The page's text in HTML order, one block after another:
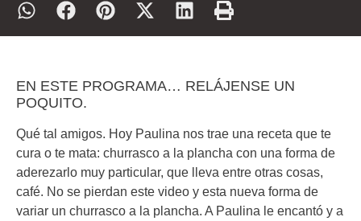
EN ESTE PROGRAMA… RELÁJENSE UN
POQUITO.
Qué tal amigos. Hoy Paulina nos trae una receta que te
cura o te mata: churrasco a la plancha con una forma de
aderezarlo muy particular, que lleva entre otras cosas,
café. No se pierdan este video y esta nueva forma de
variar un churrasco a la plancha. A Paulina le encantó y a